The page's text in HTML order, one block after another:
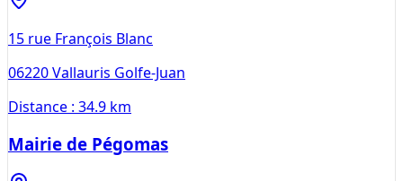
15 rue François Blanc
06220Vallauris Golfe-Juan
Distance : 34.9 km
Mairie de Pégomas